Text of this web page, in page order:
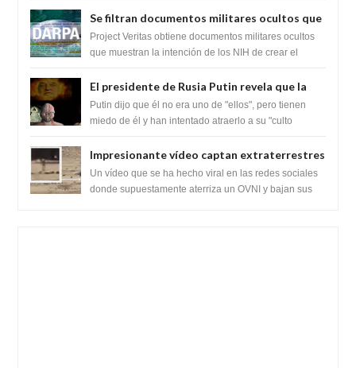
Se filtran documentos militares ocultos que
muestran la intención de los NIH de crear el
SARS-CoV-2, utilizando la investigación de
Project Veritas obtiene documentos militares ocultos
que muestran la intención de los NIH de crear el
El presidente de Rusia Putin revela que la
clase dominante en el mundo son los
híbridos reptiles
Putin dijo que él no era uno de "ellos", pero tienen
miedo de él y han intentado atraerlo a su "culto
Impresionante vídeo captan extraterrestres
bajando de un OVNI en Arabia Saudita
Un vídeo que se ha hecho viral en las redes sociales
donde supuestamente aterriza un OVNI y bajan sus